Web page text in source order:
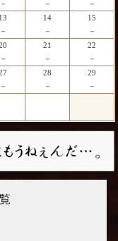
－
－
－
13
－
14
－
15
－
－
21
－
22
－
－
28
－
29
－